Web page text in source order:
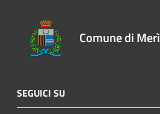
Comune di Merì
SEGUICI SU